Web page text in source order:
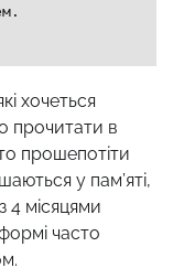
хочеться
прочитати в
прошепотіти
у пам’яті,
4 місяцями
часто